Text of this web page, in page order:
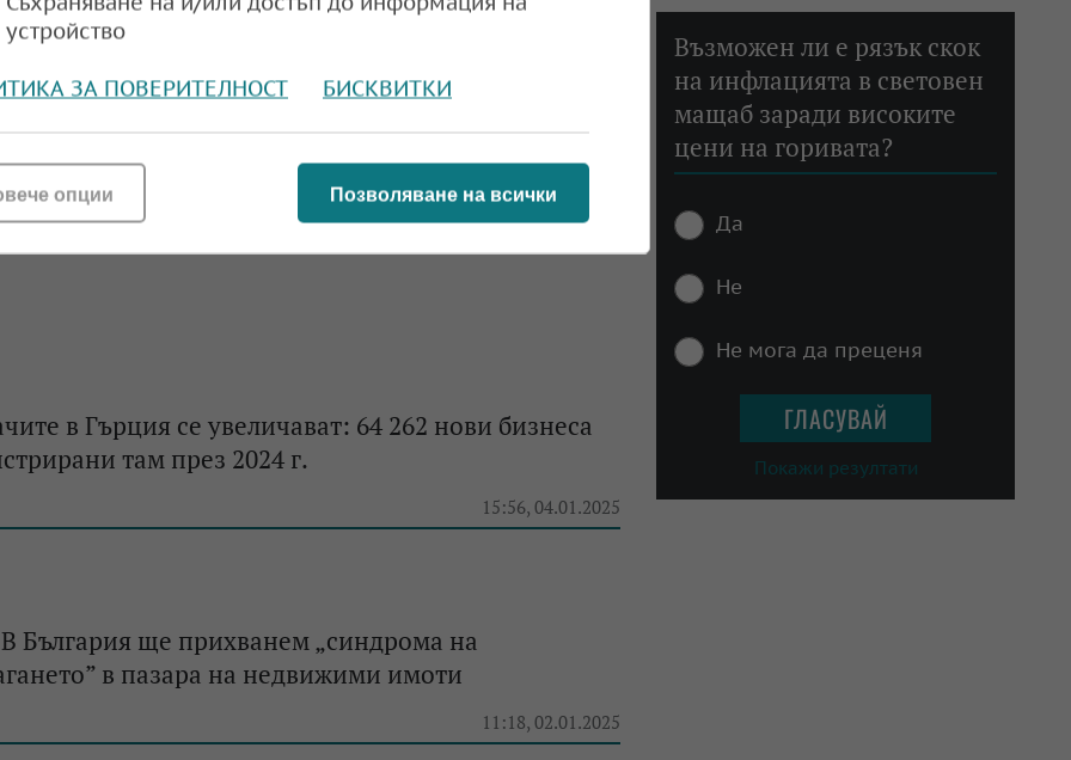
в Гърция се увеличават: 64 262 нови бизнеса
там през 2024 г.
15:56, 04.01.2025
България ще прихванем „синдрома на
в пазара на недвижими имоти
11:18, 02.01.2025
Възможен ли е рязък скок
на инфлацията в световен
мащаб заради високите
цени на горивата?
Да
Не
Не мога да преценя
Покажи резултати
устройство
ЗА ПОВЕРИТЕЛНОСТ БИСКВИТКИ
Позволяване на всички
опции